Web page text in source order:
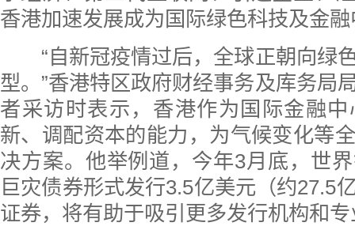
香港加速发展成为国际绿色科技及金
“自新冠疫情过后，全球正朝向绿
型。”香港特区政府财经事务及库务局
者采访时表示，香港作为国际金融
新、调配资本的能力，为气候变化等
决方案。他举例道，今年3月底，世
巨灾债券形式发行3.5亿美元（约27.5
证券，将有助于吸引更多发行机构和